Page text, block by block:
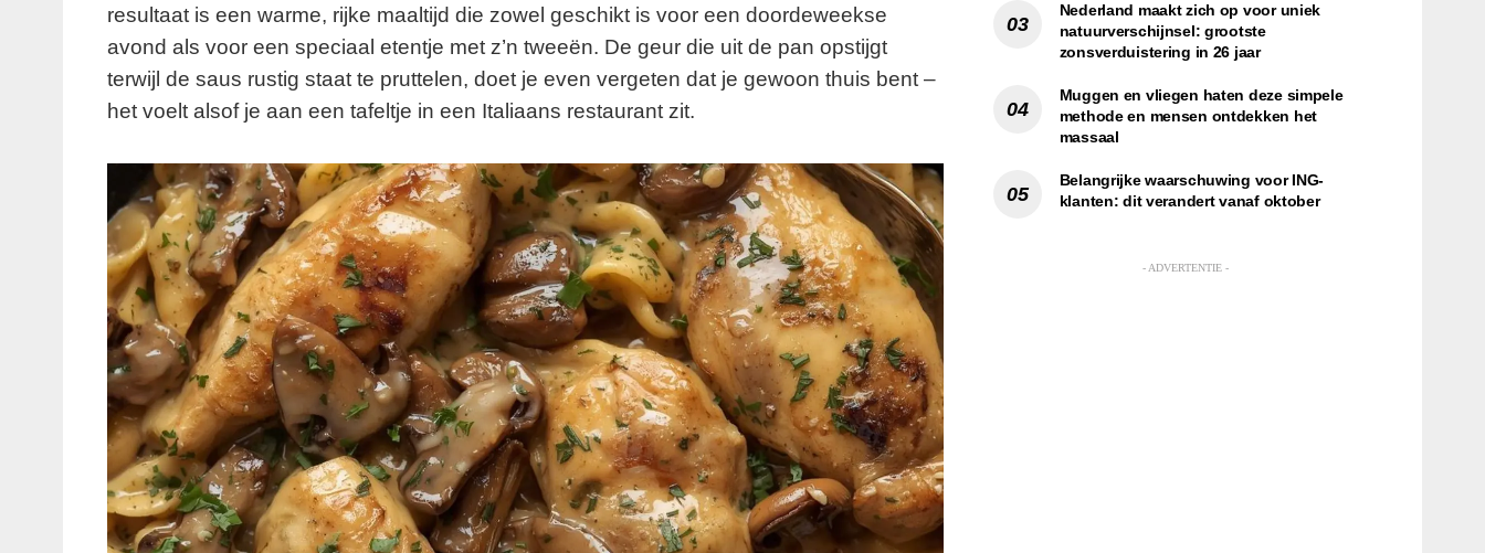
resultaat is een warme, rijke maaltijd die zowel geschikt is voor een doordeweekse
avond als voor een speciaal etentje met z’n tweeën. De geur die uit de pan opstijgt
terwijl de saus rustig staat te pruttelen, doet je even vergeten dat je gewoon thuis bent –
het voelt alsof je aan een tafeltje in een Italiaans restaurant zit.
Nederland maakt zich op voor uniek
natuurverschijnsel: grootste
zonsverduistering in 26 jaar
Muggen en vliegen haten deze simpele
methode en mensen ontdekken het
massaal
Belangrijke waarschuwing voor ING-
klanten: dit verandert vanaf oktober
- ADVERTENTIE -